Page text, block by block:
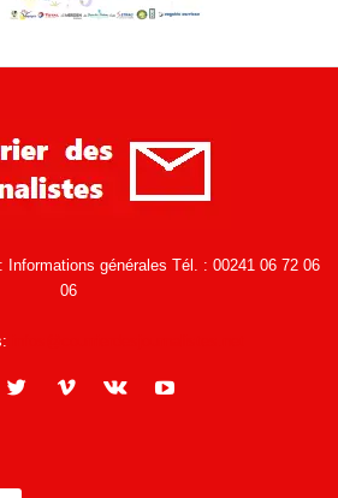
Informations générales Tél. : 00241 06 72 06
06